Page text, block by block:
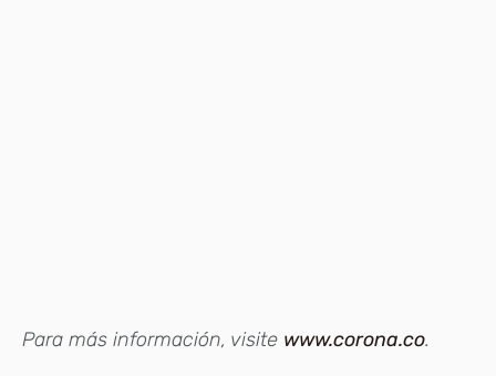
Para más información, visite www.corona.co.